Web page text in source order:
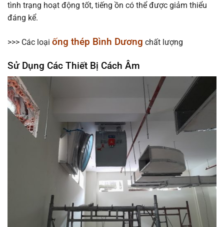
tình trạng hoạt động tốt, tiếng ồn có thể được giảm thiểu
đáng kể.
>>> Các loại ống thép Bình Dương chất lượng
Sử Dụng Các Thiết Bị Cách Âm